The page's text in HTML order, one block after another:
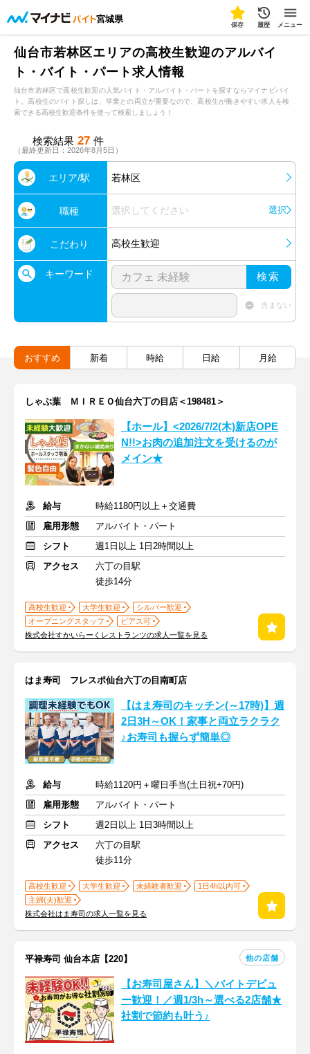
宮城県
保存 履歴 メニュー
仙台市若林区エリアの高校生歓迎のアルバイ
ト・バイト・パート求人情報
仙台市若林区で高校生歓迎の人気バイト・アルバイト・パートを探すならマイナビバイ
ト。高校生のバイト探しは、学業との両立が重要なので、高校生が働きやすい求人を検
索できる高校生歓迎条件を使って検索しましょう！
検索結果 27 件
（最終更新日：2026年8月5日）
エリア/駅 若林区
職種 選択してください 選択
こだわり 高校生歓迎
キーワード 検索
含まない
おすすめ 新着 時給 日給 月給
しゃぶ葉 ＭＩＲＥＯ仙台六丁の目店＜198481＞
【ホール】<2026/7/2(木)新店OPE
N!!>お肉の追加注文を受けるのが
メイン★
給与
時給1180円以上＋交通費
雇用形態
アルバイト・パート
シフト
週1日以上 1日2時間以上
アクセス
六丁の目駅
徒歩14分
高校生歓迎 大学生歓迎
シルバー歓迎
オープニングスタッフ
ピアス可
株式会社すかいらーくレストランツの求人一覧を見る
はま寿司 フレスポ仙台六丁の目南町店
【はま寿司のキッチン(～17時)】週
2日3H～OK！家事と両立ラクラク
♪お寿司も握らず簡単◎
給与
時給1120円＋曜日手当(土日祝+70円)
雇用形態
アルバイト・パート
シフト
週2日以上 1日3時間以上
アクセス
六丁の目駅
徒歩11分
高校生歓迎 大学生歓迎 未経験者歓迎
1日4h以内可
主婦(夫)歓迎
株式会社はま寿司の求人一覧を見る
平禄寿司 仙台本店【220】 他の店舗
【お寿司屋さん】＼バイトデビュ
ー歓迎！／週1/3h～選べる2店舗★
社割で節約も叶う♪